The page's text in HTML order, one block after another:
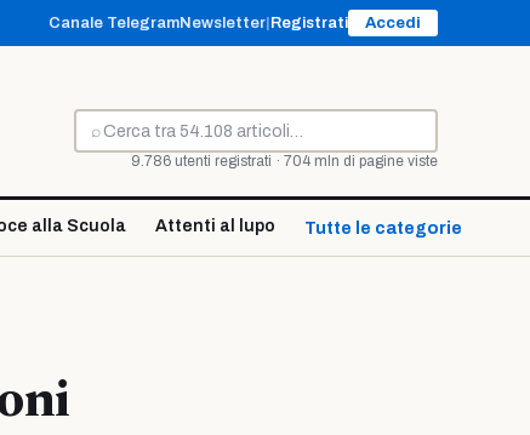
Canale TelegramNewsletter Registrati Accedi
⌕
Cerca
9.786 utenti registrati · 704 mln di pagine viste
alla Scuola Attenti al lupo Tutte le categorie ↓